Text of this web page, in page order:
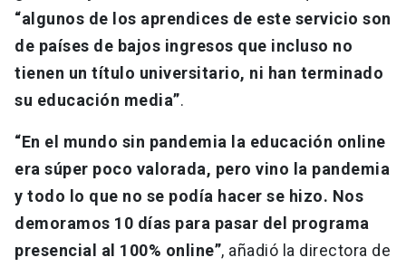
“algunos de los aprendices de este servicio son
de países de bajos ingresos que incluso no
tienen un título universitario, ni han terminado
su educación media”.
“En el mundo sin pandemia la educación online
era súper poco valorada, pero vino la pandemia
y todo lo que no se podía hacer se hizo. Nos
demoramos 10 días para pasar del programa
presencial al 100% online”, añadió la directora de